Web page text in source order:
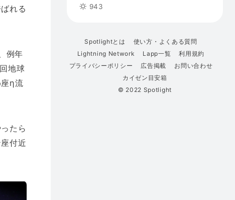
れる
例年
地球
η流
たら
付近
943
Spotlightとは
使い方・よくある質問
Lightning Network
Lapp一覧
利用規約
プライバシーポリシー
広告掲載
お問い合わせ
カイゼン目安箱
© 2022 Spotlight